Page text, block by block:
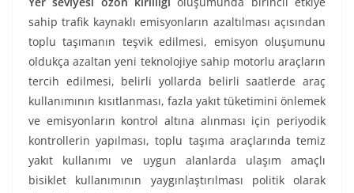
sahip trafik kaynaklı emisyonların azaltılması açısından
toplu taşımanın teşvik edilmesi, emisyon oluşumunu
oldukça azaltan yeni teknolojiye sahip motorlu araçların
tercih edilmesi, belirli yollarda belirli saatlerde araç
kullanımının kısıtlanması, fazla yakıt tüketimini önlemek
ve emisyonların kontrol altına alınması için periyodik
kontrollerin yapılması, toplu taşıma araçlarında temiz
yakıt kullanımı ve uygun alanlarda ulaşım amaçlı
bisiklet kullanımının yaygınlaştırılması politik olarak